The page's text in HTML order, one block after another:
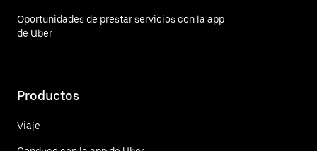
Oportunidades de prestar servicios con la app
de Uber
Productos
Viaje